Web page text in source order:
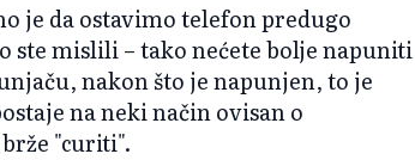
je da ostavimo telefon predugo
ste mislili – tako nećete bolje napuniti
nakon što je napunjen, to je
na neki način ovisan o
"curiti".